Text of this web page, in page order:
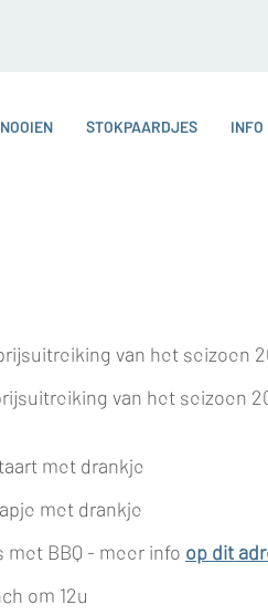
STOKPAARDJES INFO
van het seizoen
van het seizoen
met drankje
met drankje
met BBQ - meer info op dit
om 12u